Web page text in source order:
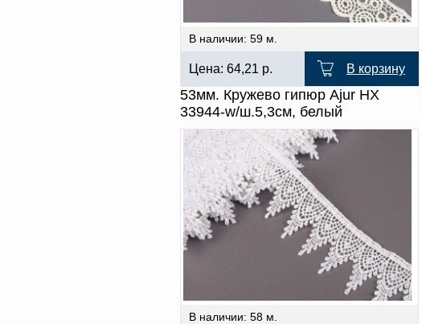
В наличии: 59 м.
Цена: 64,21 р. В корзину
53мм. Кружево гипюр Ajur HX
33944-w/ш.5,3см, белый
В наличии: 58 м.